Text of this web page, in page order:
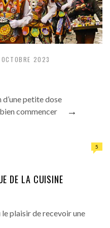
2023
petite dose
commencer
→
5
DE LA CUISINE
le plaisir de recevoir une